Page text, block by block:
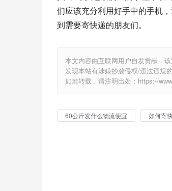
们应该充分利用好手中的手机
到需要寄快递的朋友们。
本文内容由互联网用户自发贡献，
发现本站有涉嫌抄袭侵权/违法违规
如若转载，请注明出处：https://
60公斤发什么物流便宜 如何寄